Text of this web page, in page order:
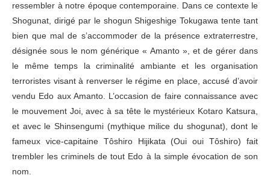
ressembler à notre époque contemporaine. Dans ce contexte le
Shogunat, dirigé par le shogun Shigeshige Tokugawa tente tant
bien que mal de s’accommoder de la présence extraterrestre,
désignée sous le nom générique « Amanto », et de gérer dans
le même temps la criminalité ambiante et les organisation
terroristes visant à renverser le régime en place, accusé d’avoir
vendu Edo aux Amanto. L’occasion de faire connaissance avec
le mouvement Joi, avec à sa tête le mystérieux Kotaro Katsura,
et avec le Shinsengumi (mythique milice du shogunat), dont le
fameux vice-capitaine Tôshiro Hijikata (Oui oui Tôshiro) fait
trembler les criminels de tout Edo à la simple évocation de son
nom.